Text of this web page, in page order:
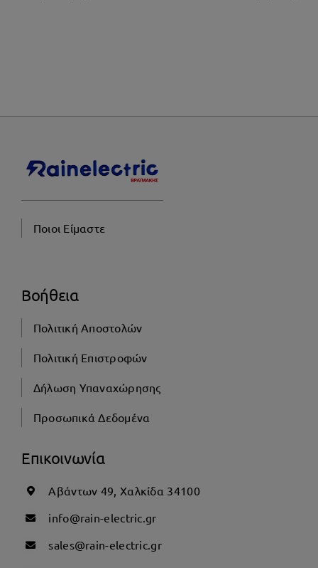
Ποιοι Είμαστε
Βοήθεια
Πολιτική Αποστολών
Πολιτική Επιστροφών
Δήλωση Υπαναχώρησης
Προσωπικά Δεδομένα
Επικοινωνία
Αβάντων 49, Χαλκίδα 34100
info@rain-electric.gr
sales@rain-electric.gr